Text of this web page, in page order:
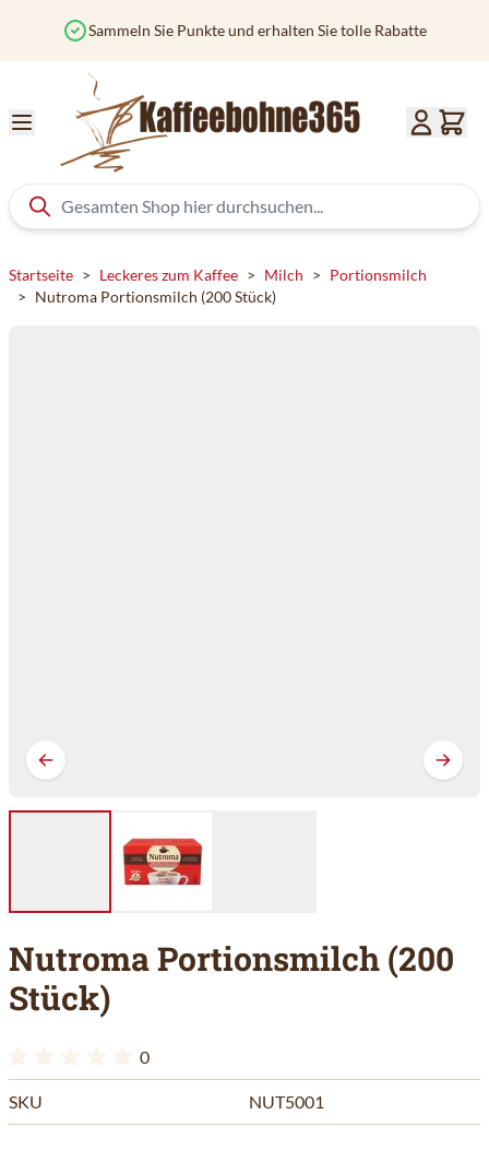
Sammeln Sie Punkte und erhalten Sie tolle Rabatte
Startseite > Leckeres zum Kaffee > Milch > Portionsmilch
> Nutroma Portionsmilch (200 Stück)
Nutroma Portionsmilch (200
Stück)
0
SKU NUT5001